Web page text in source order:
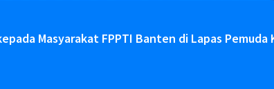
Masyarakat FPPTI Banten di Lapas Pemuda